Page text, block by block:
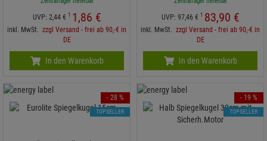
UVP: 2, 44 € 1 1,86 €
inkl. MwSt. zzgl Versand - frei ab 90,-€ in
DE
In den Warenkorb
UVP: 97,46 € 1 83,90 €
inkl. MwSt. zzgl Versand - frei ab 90,-€ in
DE
In den Warenkorb
- 28 %
TOPSELLER
- 19 %
TOPSELLER